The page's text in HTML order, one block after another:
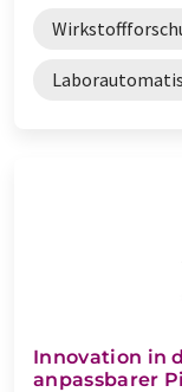
Innovation in
anpassbarer